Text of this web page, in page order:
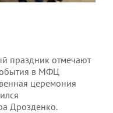
праздник отмечают
в МФЦ
церемония
Дрозденко.